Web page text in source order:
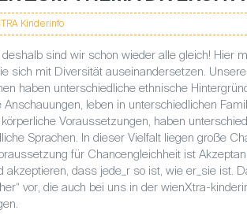
Kinderinfo
sind wir schon wieder alle gleich! Hier
sich mit Diversität auseinandersetzen.
haben unterschiedliche ethnische
Anschauungen, leben in unterschiedlichen
Voraussetzungen, haben
Sprachen. In dieser Vielfalt liegen große
für Chancengleichheit ist
akzeptieren, dass jede_r so ist, wie er_sie ist.
vor, die auch bei uns in der wienXtra-